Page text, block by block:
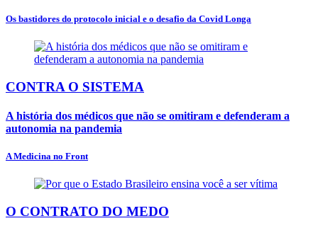
Os bastidores do protocolo inicial e o desafio da Covid Longa
CONTRA O SISTEMA
A história dos médicos que não se omitiram e defenderam a
autonomia na pandemia
A Medicina no Front
O CONTRATO DO MEDO